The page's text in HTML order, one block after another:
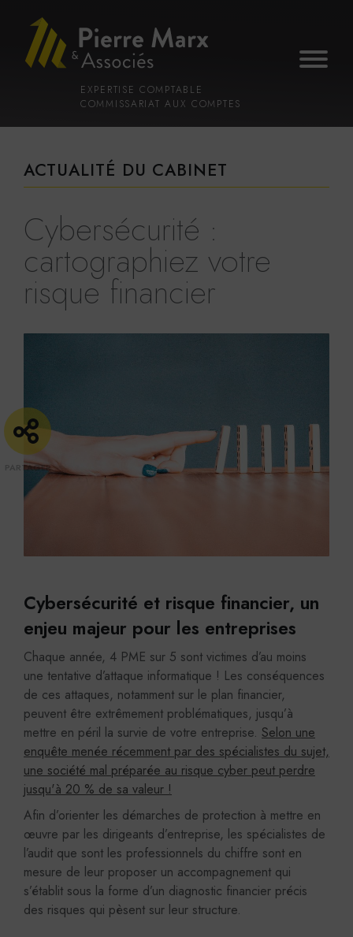
gestion
contenu
EXPERTISE COMPTABLE
COMMISSARIAT AUX COMPTES
ACTUALITÉ DU CABINET
Cybersécurité :
cartographiez votre
risque financier
Cybersécurité et risque financier, un
enjeu majeur pour les entreprises
Chaque année, 4 PME sur 5 sont victimes d’au moins
une tentative d’attaque informatique ! Les conséquences
de ces attaques, notamment sur le plan financier,
peuvent être extrêmement problématiques, jusqu’à
mettre en péril la survie de votre entreprise. Selon une
enquête menée récemment par des spécialistes du sujet,
une société mal préparée au risque cyber peut perdre
jusqu'à 20 % de sa valeur !
Afin d’orienter les démarches de protection à mettre en
œuvre par les dirigeants d’entreprise, les spécialistes de
l’audit que sont les professionnels du chiffre sont en
mesure de leur proposer un accompagnement qui
s’établit sous la forme d’un diagnostic financier précis
des risques qui pèsent sur leur structure.